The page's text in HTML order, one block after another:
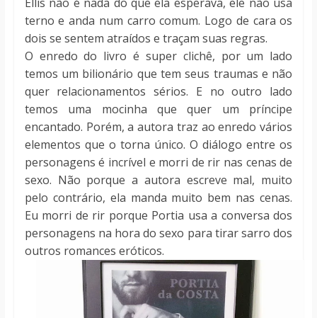
terno e anda num carro comum. Logo de cara os
dois se sentem atraídos e traçam suas regras.
O enredo do livro é super clichê, por um lado
temos um bilionário que tem seus traumas e não
quer relacionamentos sérios. E no outro lado
temos uma mocinha que quer um príncipe
encantado. Porém, a autora traz ao enredo vários
elementos que o torna único. O diálogo entre os
personagens é incrível e morri de rir nas cenas de
sexo. Não porque a autora escreve mal, muito
pelo contrário, ela manda muito bem nas cenas.
Eu morri de rir porque Portia usa a conversa dos
personagens na hora do sexo para tirar sarro dos
outros romances eróticos.